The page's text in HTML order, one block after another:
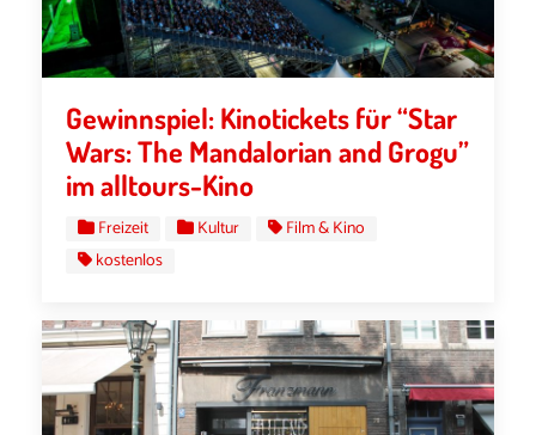
Gewinnspiel: Kinotickets für “Star
Wars: The Mandalorian and Grogu”
im alltours-Kino
Freizeit Kultur
Film & Kino
kostenlos